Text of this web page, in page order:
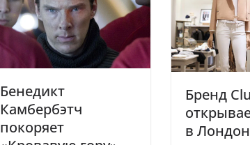
Бенедикт
Камбербэтч
покоряет
Бренд
в